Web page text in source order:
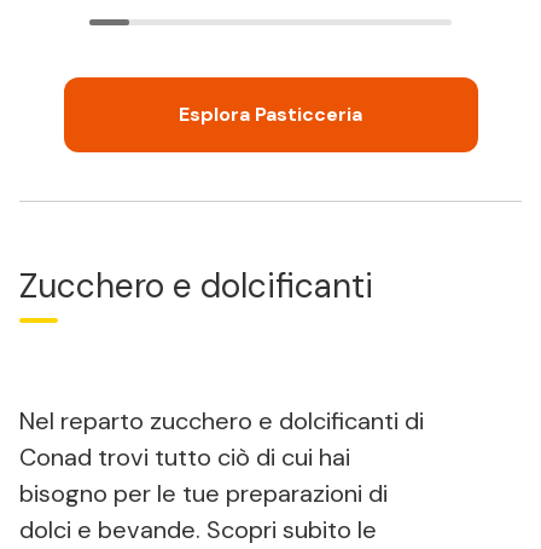
Esplora Pasticceria
Zucchero e dolcificanti
Nel reparto zucchero e dolcificanti di
Conad trovi tutto ciò di cui hai
bisogno per le tue preparazioni di
dolci e bevande. Scopri subito le